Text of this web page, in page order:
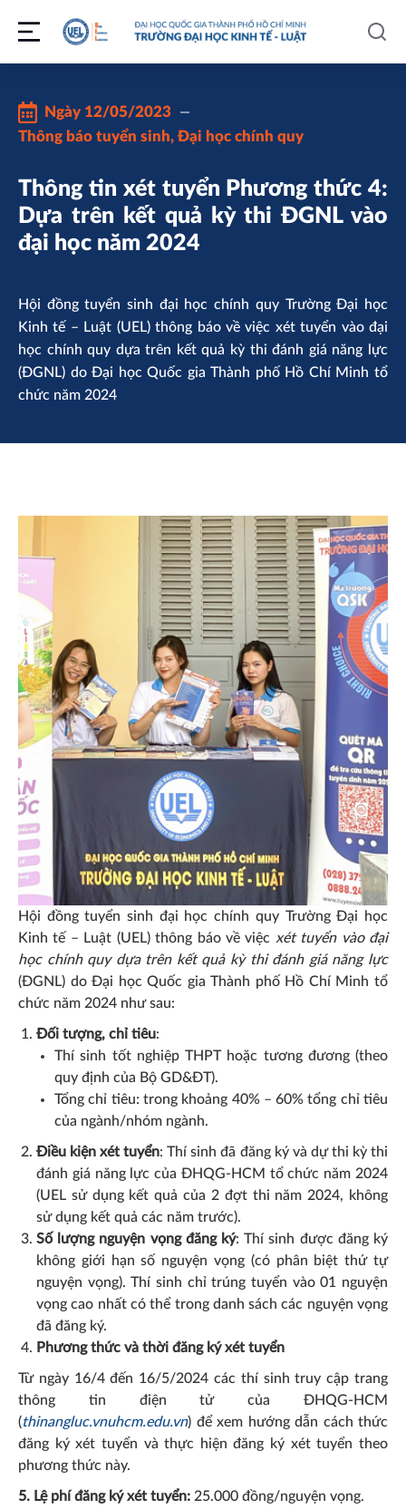
Ngày 12/05/2023
Thông báo tuyển sinh, Đại học chính quy
Thông tin xét tuyển Phương thức 4:
Dựa trên kết quả kỳ thi ĐGNL vào
đại học năm 2024
Hội đồng tuyển sinh đại học chính quy Trường Đại học
Kinh tế – Luật (UEL) thông báo về việc xét tuyển vào đại
học chính quy dựa trên kết quả kỳ thi đánh giá năng lực
(ĐGNL) do Đại học Quốc gia Thành phố Hồ Chí Minh tổ
chức năm 2024
Hội đồng tuyển sinh đại học chính quy Trường Đại học
Kinh tế – Luật (UEL) thông báo về việc xét tuyển vào đại
học chính quy dựa trên kết quả kỳ thi đánh giá năng lực
(ĐGNL) do Đại học Quốc gia Thành phố Hồ Chí Minh tổ
chức năm 2024 như sau:
Đối tượng, chỉ tiêu:
Thí sinh tốt nghiệp THPT hoặc tương đương (theo
quy định của Bộ GD&ĐT).
Tổng chỉ tiêu: trong khoảng 40% – 60% tổng chỉ tiêu
của ngành/nhóm ngành.
Điều kiện xét tuyển: Thí sinh đã đăng ký và dự thi kỳ thi
đánh giá năng lực của ĐHQG-HCM tổ chức năm 2024
(UEL sử dụng kết quả của 2 đợt thi năm 2024, không
sử dụng kết quả các năm trước).
Số lượng nguyện vọng đăng ký: Thí sinh được đăng ký
không giới hạn số nguyện vọng (có phân biệt thứ tự
nguyện vọng). Thí sinh chỉ trúng tuyển vào 01 nguyện
vọng cao nhất có thể trong danh sách các nguyện vọng
đã đăng ký.
Phương thức và thời đăng ký xét tuyển
Từ ngày 16/4 đến 16/5/2024 các thí sinh truy cập trang
thông tin điện tử của ĐHQG-HCM
(thinangluc.vnuhcm.edu.vn) để xem hướng dẫn cách thức
đăng ký xét tuyển và thực hiện đăng ký xét tuyển theo
phương thức này.
5. Lệ phí đăng ký xét tuyển: 25.000 đồng/nguyện vọng.